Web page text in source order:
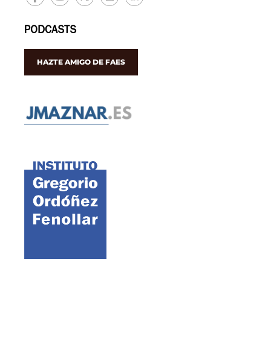
PODCASTS
HAZTE AMIGO DE FAES